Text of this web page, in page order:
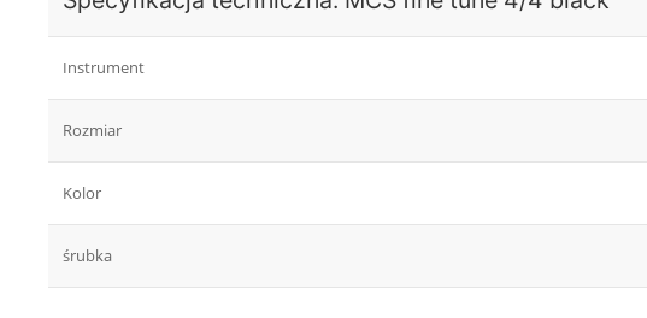
Instrument
Rozmiar
Kolor
śrubka